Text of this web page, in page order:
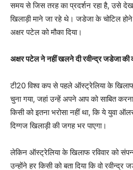
समय से जिस तरह का प्रदर्शन रहा है, उसे
खिलाड़ी माने जा रहे थे। जडेजा के चोटिल
अक्षर पटेल को मौका दिया।
अक्षर पटेल ने नहीं खलने दी रवीन्द्र जडेजा की
टी20 विश्व कप से पहले ऑस्ट्रेलिया के
चुना गया, जहां उन्हें अपने आप को साबित
किसी को इतना भरोसा नहीं था, कि ये युवा
दिग्गज खिलाड़ी की जगह भर पाएगा।
लेकिन ऑस्ट्रेलिया के खिलाफ रविवार को
उन्होंने हर किसी को बता दिया कि वो